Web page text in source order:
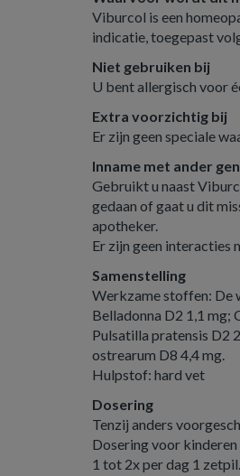
Viburcol is een
indicatie, toegepast
Niet gebruiken bij
U bent allergisch voor
Extra voorzichtig bij
Er zijn geen speciale
Inname met ander
Gebruikt u naast
gedaan of gaat u dit
apotheker.
Er zijn geen interacties
Samenstelling
Werkzame stoffen: De
Belladonna D2 1,1 mg;
Pulsatilla pratensis D2
ostrearum D8 4,4 mg.
Hulpstof: hard vet
Dosering
Tenzij anders
Dosering voor kinderen
1 tot 2x per dag 1 zetpil.